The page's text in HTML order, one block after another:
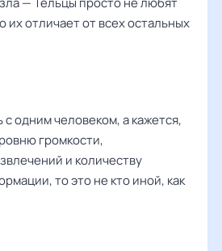
их отличает от всех остальных
одним человеком, а кажется,
громкости,
и количеству
то это не кто иной, как